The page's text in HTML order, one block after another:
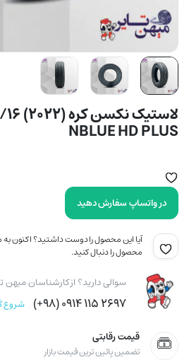
NBLUE HD PLUS
در واتساپ سفارش دهید
آیا این محصول را دوست داشتید؟ اکنون به
محصول را دنبال کنید.
سوالی دارید؟ از کارشناسان میهن
۲۶۹۷ ۱۱۵ ۰۹۱۴ (۹۸+) شروع
قیمت رقابتی
تضمین پائین ترین قیمت بازار